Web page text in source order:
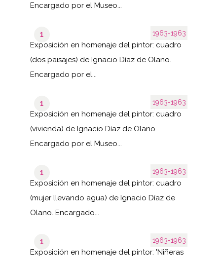
Encargado por el Museo...
1963-1963
1
Exposición en homenaje del pintor: cuadro
(dos paisajes) de Ignacio Díaz de Olano.
Encargado por el...
1963-1963
1
Exposición en homenaje del pintor: cuadro
(vivienda) de Ignacio Díaz de Olano.
Encargado por el Museo...
1963-1963
1
Exposición en homenaje del pintor: cuadro
(mujer llevando agua) de Ignacio Díaz de
Olano. Encargado...
1963-1963
1
Exposición en homenaje del pintor: 'Niñeras